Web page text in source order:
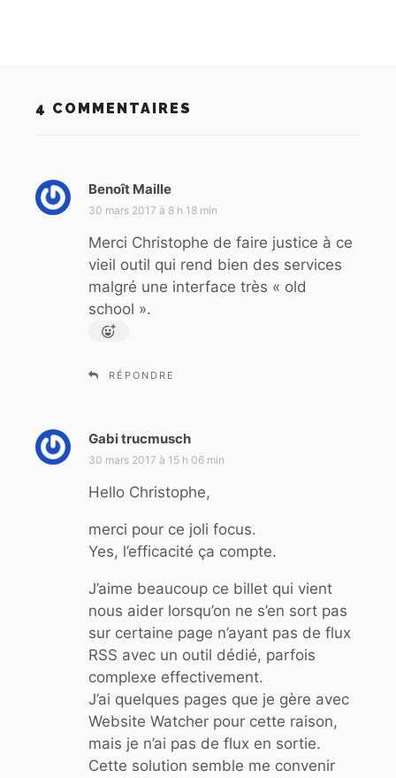
4 COMMENTAIRES
Benoît Maille
i
:
30 mars 2017 à 8 h 18 min
Merci Christophe de faire justice à ce
vieil outil qui rend bien des services
malgré une interface très « old
school ».
RÉPONDRE
Gabi trucmusch
i
30 mars 2017 à 15 h 06 min
Hello Christophe,
merci pour ce joli focus.
Yes, l’efficacité ça compte.
J’aime beaucoup ce billet qui vient
nous aider lorsqu’on ne s’en sort pas
sur certaine page n’ayant pas de flux
RSS avec un outil dédié, parfois
complexe effectivement.
J’ai quelques pages que je gère avec
Website Watcher pour cette raison,
mais je n’ai pas de flux en sortie.
Cette solution semble me convenir